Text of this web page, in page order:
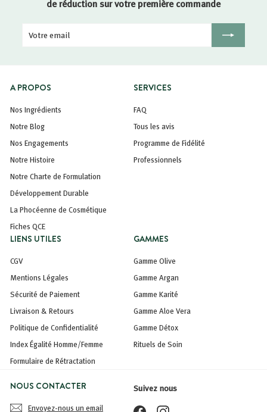
de réduction sur votre première commande
Votre
Inscription
A PROPOS
Nos Ingrédients
Notre Blog
Nos Engagements
Notre Histoire
Notre Charte de Formulation
Développement Durable
La Phocéenne de Cosmétique
Fiches QCE
SERVICES
FAQ
Tous les avis
Programme de Fidélité
Professionnels
LIENS UTILES
CGV
Mentions Légales
Sécurité de Paiement
Livraison & Retours
Politique de Confidentialité
Index Égalité Homme/Femme
Formulaire de Rétractation
GAMMES
Gamme Olive
Gamme Argan
Gamme Karité
Gamme Aloe Vera
Gamme Détox
Rituels de Soin
NOUS CONTACTER
Envoyez-nous un email
Suivez nous
FacebookInstagram